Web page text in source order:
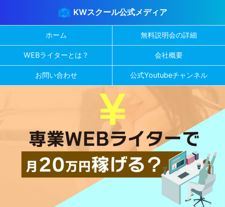
KWスクール公式メディア
ホーム 無料説明会の詳細
WEBライターとは？ 会社概要
お問い合わせ 公式Youtubeチャンネル